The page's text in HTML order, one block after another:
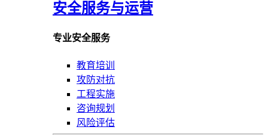
安全服务与运营
专业安全服务
教育培训
攻防对抗
工程实施
咨询规划
风险评估